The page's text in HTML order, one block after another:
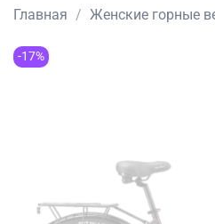
Главная Женские горные
-17%